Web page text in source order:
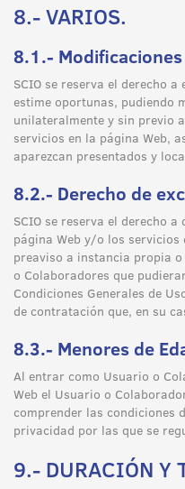
8.- VARIOS.
8.1.- Modificaciones
SCIO se reserva el derecho
estime oportunas, pudiendo
unilateralmente y sin previo
servicios en la página Web,
aparezcan presentados y
8.2.- Derecho de
SCIO se reserva el derecho
página Web y/o los servicios
preaviso a instancia propia
o Colaboradores que
Condiciones Generales de
de contratación que, en su
8.3.- Menores de
Al entrar como Usuario o
Web el Usuario o
comprender las condiciones
privacidad por las que se
9.- DURACIÓN Y